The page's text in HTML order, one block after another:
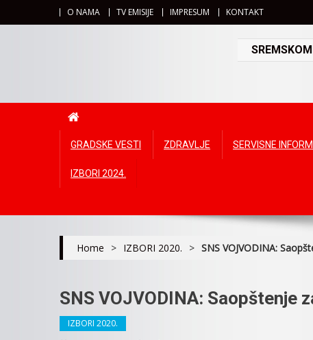
O NAMA TV EMISIJE IMPRESUM KONTAKT
GRADSKE VESTI ZDRAVLJE SERVISNE
IZBORI 2024.
Home > IZBORI 2020. > SNS VOJVODINA:
SNS VOJVODINA: Saopštenje
IZBORI 2020.